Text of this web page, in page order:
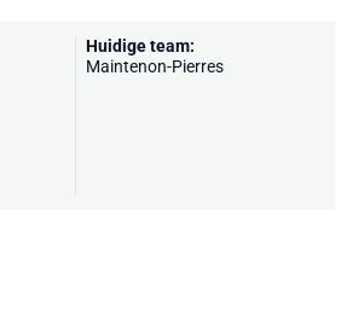
Huidige team:
Maintenon-Pierres